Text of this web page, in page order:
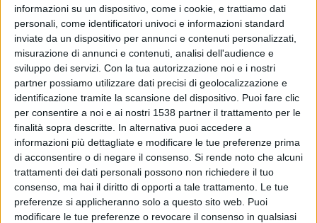
informazioni su un dispositivo, come i cookie, e trattiamo dati
personali, come identificatori univoci e informazioni standard
inviate da un dispositivo per annunci e contenuti personalizzati,
misurazione di annunci e contenuti, analisi dell'audience e
sviluppo dei servizi. Con la tua autorizzazione noi e i nostri
partner possiamo utilizzare dati precisi di geolocalizzazione e
identificazione tramite la scansione del dispositivo. Puoi fare clic
per consentire a noi e ai nostri 1538 partner il trattamento per le
finalità sopra descritte. In alternativa puoi accedere a
informazioni più dettagliate e modificare le tue preferenze prima
di acconsentire o di negare il consenso. Si rende noto che alcuni
trattamenti dei dati personali possono non richiedere il tuo
consenso, ma hai il diritto di opporti a tale trattamento. Le tue
preferenze si applicheranno solo a questo sito web. Puoi
modificare le tue preferenze o revocare il consenso in qualsiasi
conseguire e, con un simile atteggiamento, avrebbero
anche rischiato di perderla, la gara. Fantacalcio,
insomma, che al momento non può e non deve guastare
minimamente questa gloria transitoria, che finalmente
ci tocca vivere anche come tifosi.
Che questo fantastico e inatteso inizio sia frutto di una
grande armonia all’interno dello spogliatoio, è indubbio.
È però ancora più evidente quanto sia preponderante lo
stato di forma psicofisica di alcuni elementi, che in